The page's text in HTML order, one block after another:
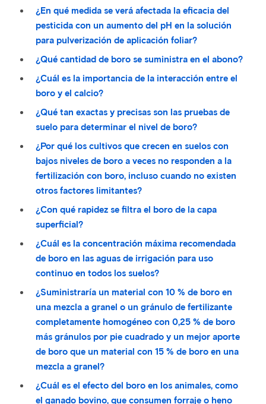
¿En qué medida se verá afectada la eficacia del
pesticida con un aumento del pH en la solución
para pulverización de aplicación foliar?
¿Qué cantidad de boro se suministra en el abono?
¿Cuál es la importancia de la interacción entre el
boro y el calcio?
¿Qué tan exactas y precisas son las pruebas de
suelo para determinar el nivel de boro?
¿Por qué los cultivos que crecen en suelos con
bajos niveles de boro a veces no responden a la
fertilización con boro, incluso cuando no existen
otros factores limitantes?
¿Con qué rapidez se filtra el boro de la capa
superficial?
¿Cuál es la concentración máxima recomendada
de boro en las aguas de irrigación para uso
continuo en todos los suelos?
¿Suministraría un material con 10 % de boro en
una mezcla a granel o un gránulo de fertilizante
completamente homogéneo con 0,25 % de boro
más gránulos por pie cuadrado y un mejor aporte
de boro que un material con 15 % de boro en una
mezcla a granel?
¿Cuál es el efecto del boro en los animales, como
el ganado bovino, que consumen forraje o heno